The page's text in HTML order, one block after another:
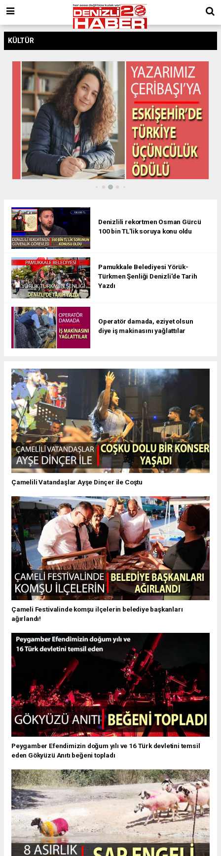
KÜLTÜR
Denizlili rekortmen Osman Gürcü
100 bin TL'lik soruya konu oldu
Pamukkale Belediyesi Yörük-
Türkmen Şenliği Denizli'de Tarih
Yazdı
Operatör damada, eziyet olsun
diye iş makinasını yağlattılar
Çamelili Vatandaşlar Ayşe Dinçer ile Coştu
Çameli Festivalinde komşu ilçelerin belediye başkanları
ağırlandı!
Peygamber Efendimizin doğum yılı ve 16 Türk devletini temsil
eden Gökyüzü Anıtı beğeni topladı